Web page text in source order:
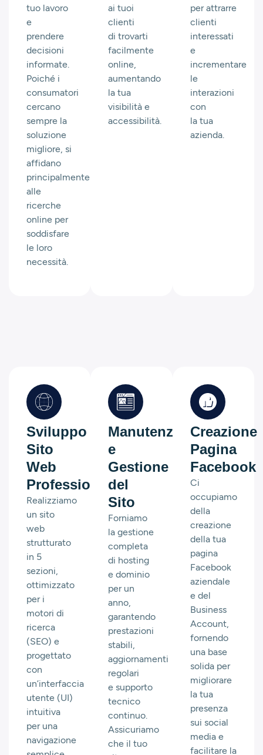
tuo lavoro
e
prendere
decisioni
informate.
Poiché i
consumatori
cercano
sempre la
soluzione
migliore, si
affidano
principalmente
alle
ricerche
online per
soddisfare
le loro
necessità.
ai tuoi
clienti
di trovarti
facilmente
online,
aumentando
la tua
visibilità e
accessibilità.
per attrarre
clienti
interessati
e
incrementare
le
interazioni
con
la tua
azienda.
Sviluppo
Sito
Web
Professionale
Realizziamo
un sito
web
strutturato
in 5
sezioni,
ottimizzato
per i
motori di
ricerca
(SEO) e
progettato
con
un’interfaccia
utente (UI)
intuitiva
per una
navigazione
Manutenzione
e
Gestione
del
Sito
Forniamo
la gestione
completa
di hosting
e dominio
per un
anno,
garantendo
prestazioni
stabili,
aggiornamenti
regolari
e supporto
tecnico
continuo.
Assicuriamo
che il tuo
Creazione
Pagina
Facebook
Ci
occupiamo
della
creazione
della tua
pagina
Facebook
aziendale
e del
Business
Account,
fornendo
una base
solida per
migliorare
la tua
presenza
sui social
media e
facilitare la